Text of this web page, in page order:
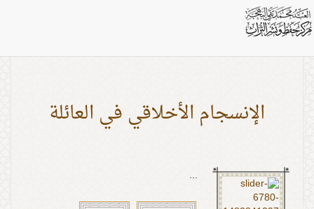
بطاقات: الصفاء
الإنسجام الأخلاقي في العائلة
...